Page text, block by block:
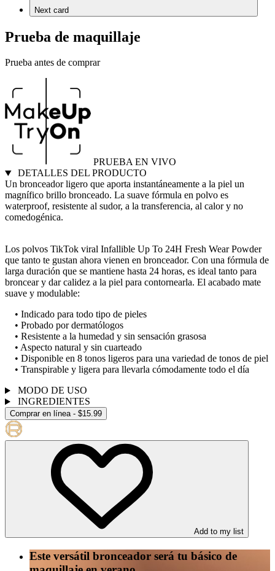
Next card
Prueba de maquillaje
Prueba antes de comprar
PRUEBA EN VIVO
DETALLES DEL PRODUCTO
Un bronceador ligero que aporta instantáneamente a la piel un
magnífico brillo bronceado. La suave fórmula en polvo es
waterproof, resistente al sudor, a la transferencia, al calor y no
comedogénica.
Los polvos TikTok viral Infallible Up To 24H Fresh Wear Powder
que tanto te gustan ahora vienen en bronceador. Con una fórmula de
larga duración que se mantiene hasta 24 horas, es ideal tanto para
broncear y dar calidez a la piel para contornearla. El acabado mate
suave y modulable:
• Indicado para todo tipo de pieles
• Probado por dermatólogos
• Resistente a la humedad y sin sensación grasosa
• Aspecto natural y sin cuarteado
• Disponible en 8 tonos ligeros para una variedad de tonos de piel
• Transpirable y ligera para llevarla cómodamente todo el día
MODO DE USO
INGREDIENTES
Comprar en línea - $15.99
Add to my list
Este versátil bronceador será tu básico de